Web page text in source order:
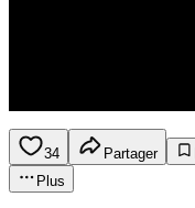
34 Partager
Plus